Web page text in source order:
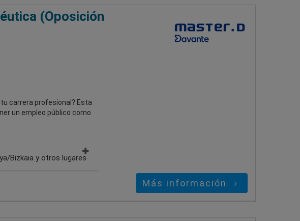
(Oposición
carrera profesional? Esta
un empleo público como
Bizkaia y otros lugares
Más información